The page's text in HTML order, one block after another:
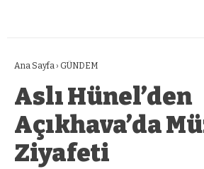
Ana Sayfa › GÜNDEM
Aslı Hünel’den
Açıkhava’da
Ziyafeti